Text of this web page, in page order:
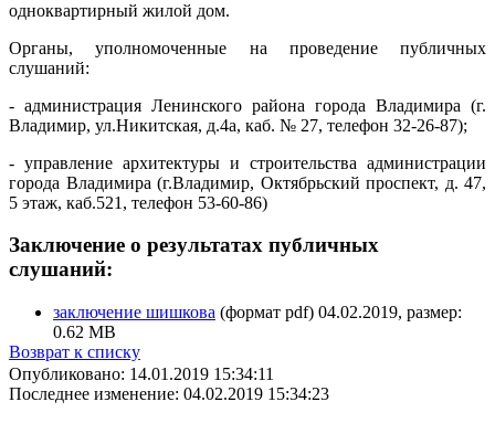
одноквартирный жилой дом.
Органы, уполномоченные на проведение публичных
слушаний:
- администрация Ленинского района города Владимира (г.
Владимир, ул.Никитская, д.4а, каб. № 27, телефон 32-26-87);
- управление архитектуры и строительства администрации
города Владимира (г.Владимир, Октябрьский проспект, д. 47,
5 этаж, каб.521, телефон 53-60-86)
Заключение о результатах публичных
слушаний:
заключение шишкова (формат pdf) 04.02.2019, размер:
0.62 MB
Возврат к списку
Опубликовано: 14.01.2019 15:34:11
Последнее изменение: 04.02.2019 15:34:23